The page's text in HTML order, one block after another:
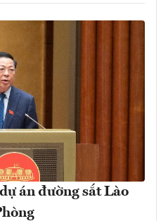
án đường sắt Lào